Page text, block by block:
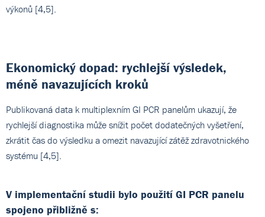
výkonů [4,5].
Ekonomický dopad: rychlejší výsledek,
méně navazujících kroků
Publikovaná data k multiplexním GI PCR panelům ukazují, že
rychlejší diagnostika může snížit počet dodatečných vyšetření,
zkrátit čas do výsledku a omezit navazující zátěž zdravotnického
systému [4,5].
V implementační studii bylo použití GI PCR panelu
spojeno přibližně s: